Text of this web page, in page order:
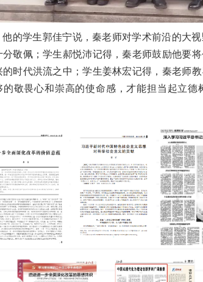
他的学生郭佳宁说，秦老师对学术前沿的大
分敬佩；学生郝悦沛记得，秦老师鼓励他要
的时代洪流之中；学生姜林宏记得，秦老师
的敬畏心和崇高的使命感，才能担当起立德